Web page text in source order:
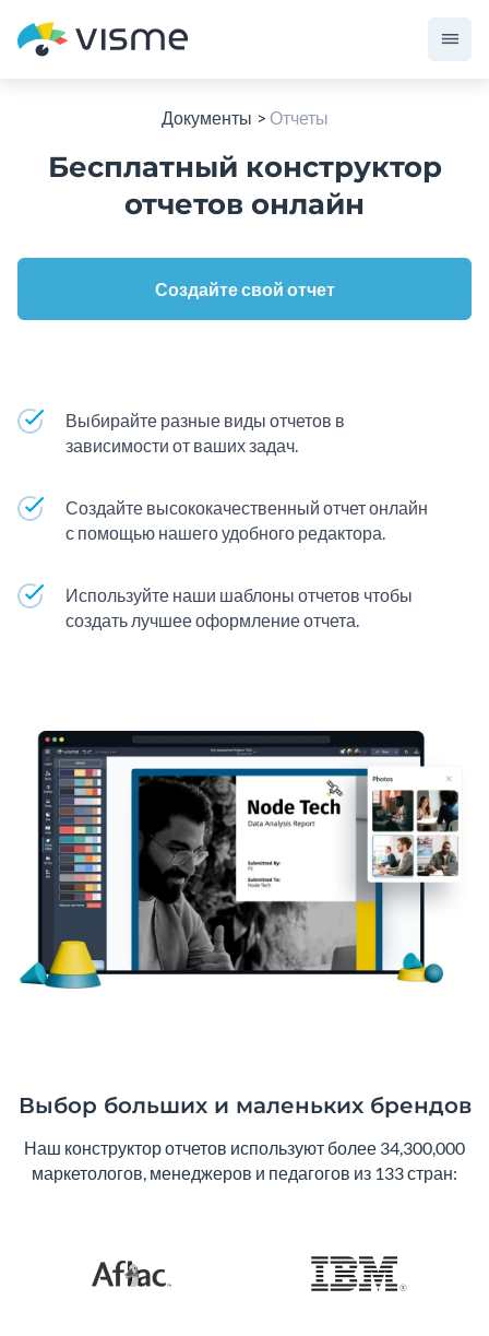
Документы Отчеты
Бесплатный конструктор
отчетов онлайн
Создайте свой отчет
Выбирайте разные виды отчетов в
зависимости от ваших задач.
Создайте высококачественный отчет онлайн
с помощью нашего удобного редактора.
Используйте наши шаблоны отчетов чтобы
создать лучшее оформление отчета.
Выбор больших и маленьких брендов
Наш конструктор отчетов используют более 34,300,000
маркетологов, менеджеров и педагогов из 133 стран: